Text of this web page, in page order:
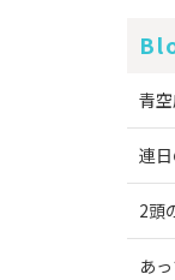
青
連
2頭
あ